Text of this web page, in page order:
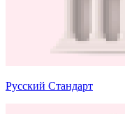
Русский Стандарт